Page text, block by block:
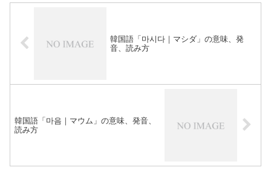
韓国語「마시다｜マシダ」の意味、発
音、読み方
韓国語「마음｜マウム」の意味、発音、
読み方